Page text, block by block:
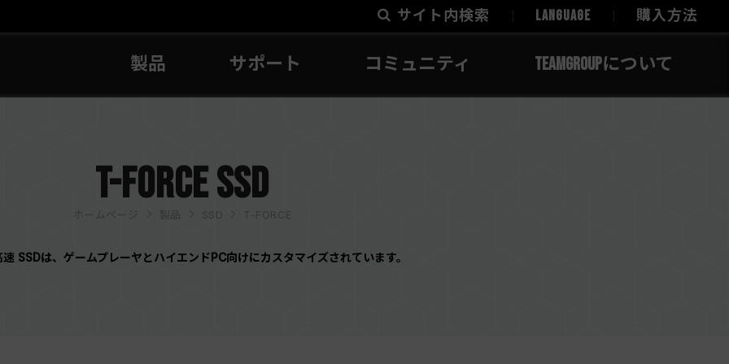
サイト内検索 LANGUAGE 購入方法
製品 サポート コミュニティ TEAMGROUPについて
T-FORCE SSD
ホームページ 製品 SSD T-FORCE
SSDは、ゲームプレーヤとハイエンドPC向けにカスタマイズされています。